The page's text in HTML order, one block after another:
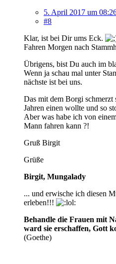
5. April 2017 um
#8
Klar, ist bei Dir ums Eck.
Fahren Morgen nach
Übrigens, bist Du auch im
Wenn ja schau mal unter
nächste ist bei uns.
Das mit dem Borgi
Jahren einen wollte und so
Aber was habe ich von
Mann fahren kann ?!
Gruß Birgit
Grüße
Birgit, Mungalady
... und erwische ich diesen
erleben!!!
Behandle die Frauen mit
ward sie erschaffen, Gott
(Goethe)